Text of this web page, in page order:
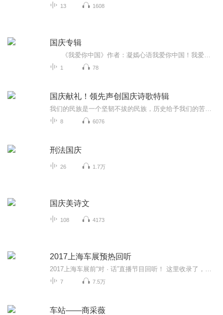
13 1608
国庆专辑
1 78
国庆献礼！领先声创国庆诗歌特辑
8 6076
刑法国庆
26 1.7万
国庆美诗文
108 4173
2017上海车展预热回听
7 7.5万
车站——商采薇